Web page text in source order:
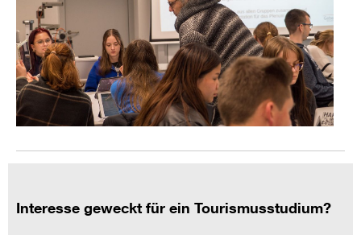
Interesse geweckt für ein Tourismusstudium?